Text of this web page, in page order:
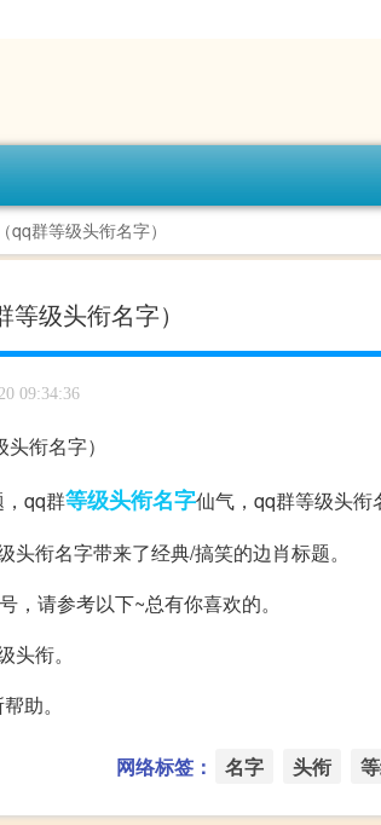
群等级头衔名字）
级头衔名字）
09:34:36
qq群等级头衔名字仙气，qq群等级头衔
衔名字带来了经典/搞笑的边肖标题。
请参考以下~总有你喜欢的。
衔。
助。
网络标签： 名字 头衔